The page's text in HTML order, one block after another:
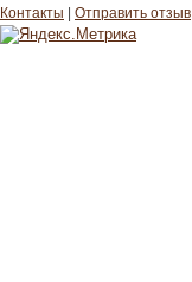
Контакты
Отправить отзыв